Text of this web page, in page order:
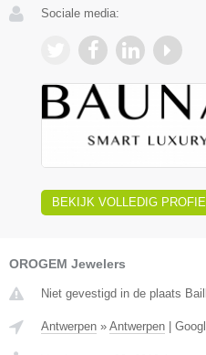
Sociale media:
BEKIJK VOLLEDIG
OROGEM Jewelers
Niet gevestigd in de plaats
Antwerpen » Antwerpen